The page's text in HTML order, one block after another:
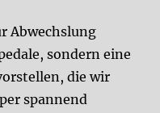
Abwechslung
sondern eine
die wir
spannend